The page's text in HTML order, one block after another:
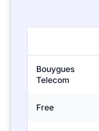
Bouygues
Telecom
Free